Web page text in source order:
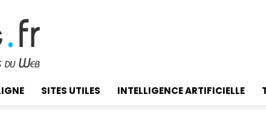
SITES UTILES INTELLIGENCE ARTIFICIELLE